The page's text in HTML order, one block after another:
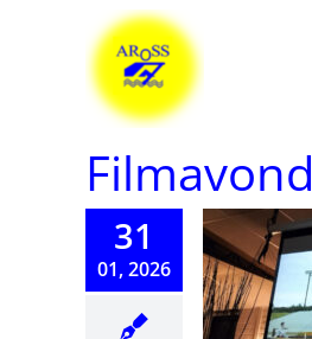
Filmavond
31
01, 2026